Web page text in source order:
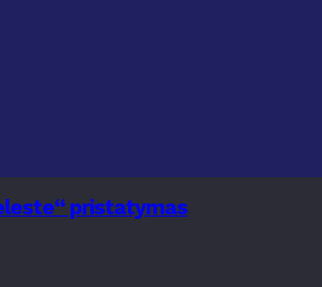
pristatymas